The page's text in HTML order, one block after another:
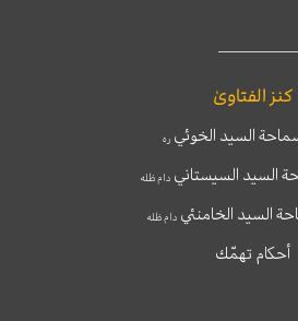
كنز الفتاوىٰ
السيد الخوئي ره
السيد السيستاني دام ظله
السيد الخامنئيدام ظله
أحكام تهمّك